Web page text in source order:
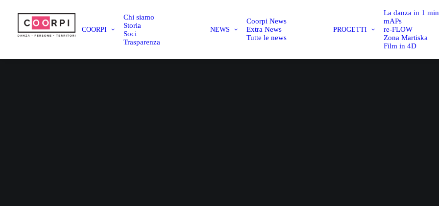
COORPI
Chi siamo
Storia
Soci
Trasparenza
NEWS
Coorpi News
Extra News
Tutte le news
PROGETTI
La danza in 1
mAPs
re-FLOW
Zona Martiska
Film in 4D